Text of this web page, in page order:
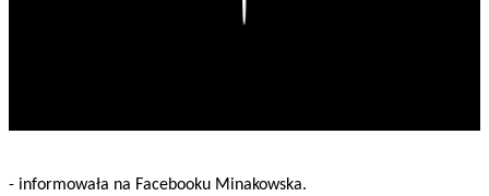
- informowała na Facebooku Minakowska.